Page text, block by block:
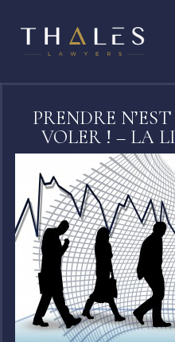
PRENDRE
VOLER ! – LA